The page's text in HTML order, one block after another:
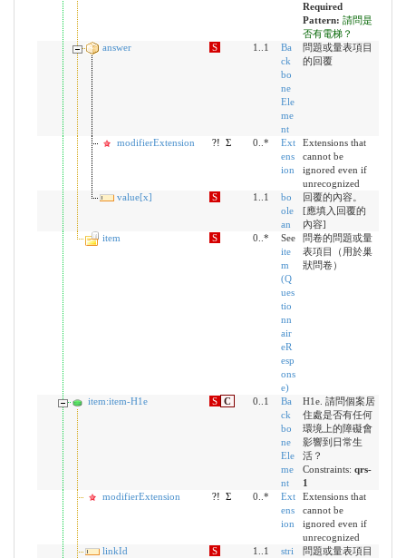
Required
Pattern: 請問是
否有電梯？
answer
S 1..1
Ba
ck
bo
ne
Ele
me
nt
問題或量表項目
的回覆
modifierExtension ?! Σ 0..*
Ext
ens
ion
Extensions that
cannot be
ignored even if
unrecognized
value[x]
S 1..1
bo
ole
an
回覆的內容。
[應填入回覆的
內容]
item
S 0..*
See
ite
m
(Q
ues
tio
nn
air
eR
esp
ons
e)
問卷的問題或量
表項目（用於巢
狀問卷）
item:item-H1e S C 0..1
Ba
ck
bo
ne
Ele
me
nt
H1e. 請問個案居
住處是否有任何
環境上的障礙會
影響到日常生
活？
Constraints: qrs-
1
modifierExtension
?! Σ 0..*
Ext
ens
ion
Extensions that
cannot be
ignored even if
unrecognized
linkId
S 1..1
stri
問題或量表項目